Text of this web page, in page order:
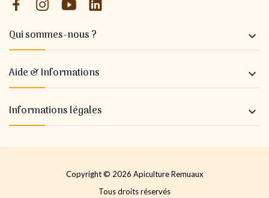
Qui sommes-nous ? 
Aide & Informations 
Informations légales 
Copyright © 2026 Apiculture Remuaux
Tous droits réservés